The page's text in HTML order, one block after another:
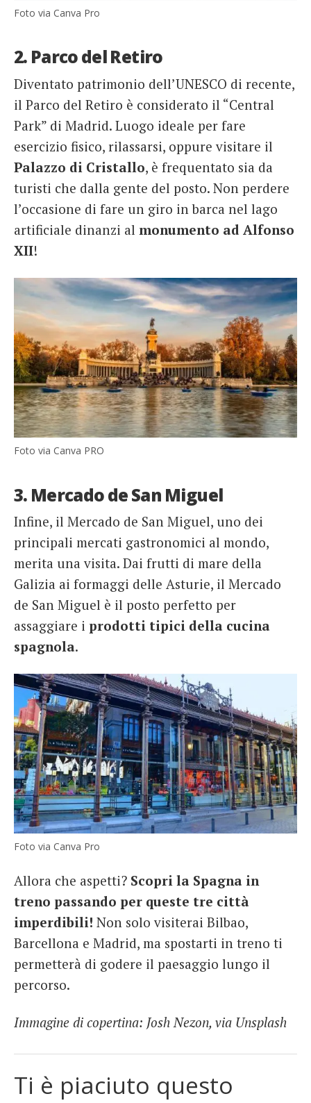
Foto via Canva Pro
2. Parco del Retiro
Diventato patrimonio dell’UNESCO di recente,
il Parco del Retiro è considerato il “Central
Park” di Madrid. Luogo ideale per fare
esercizio fisico, rilassarsi, oppure visitare il
Palazzo di Cristallo, è frequentato sia da
turisti che dalla gente del posto. Non perdere
l’occasione di fare un giro in barca nel lago
artificiale dinanzi al monumento ad Alfonso
XII!
Foto via Canva PRO
3. Mercado de San Miguel
Infine, il Mercado de San Miguel, uno dei
principali mercati gastronomici al mondo,
merita una visita. Dai frutti di mare della
Galizia ai formaggi delle Asturie, il Mercado
de San Miguel è il posto perfetto per
assaggiare i prodotti tipici della cucina
spagnola.
Foto via Canva Pro
Allora che aspetti? Scopri la Spagna in
treno passando per queste tre città
imperdibili! Non solo visiterai Bilbao,
Barcellona e Madrid, ma spostarti in treno ti
permetterà di godere il paesaggio lungo il
percorso.
Immagine di copertina: Josh Nezon, via Unsplash
Ti è piaciuto questo